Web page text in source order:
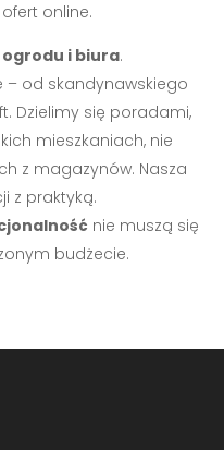
online.
i biura.
– od skandynawskiego
Dzielimy się poradami,
mieszkaniach, nie
z magazynów. Nasza
z praktyką.
nie muszą się
budżecie.